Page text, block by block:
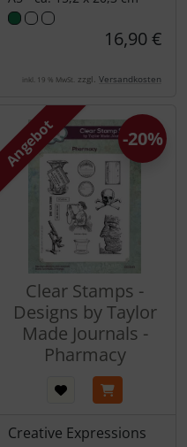
16,90 €
inkl. 19 % MwSt. zzgl. Versandkosten
Angebot
Clear Stamps -
Designs by Taylor
Made Journals -
Pharmacy
Creative Expressions
-20%